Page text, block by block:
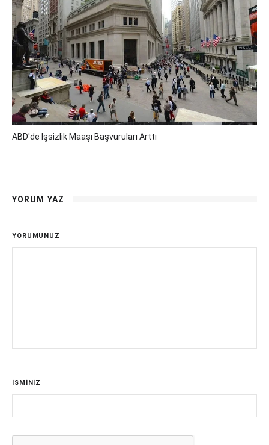
ABD'de Işsizlik Maaşı Başvuruları Arttı
YORUM YAZ
YORUMUNUZ
İSMİNİZ